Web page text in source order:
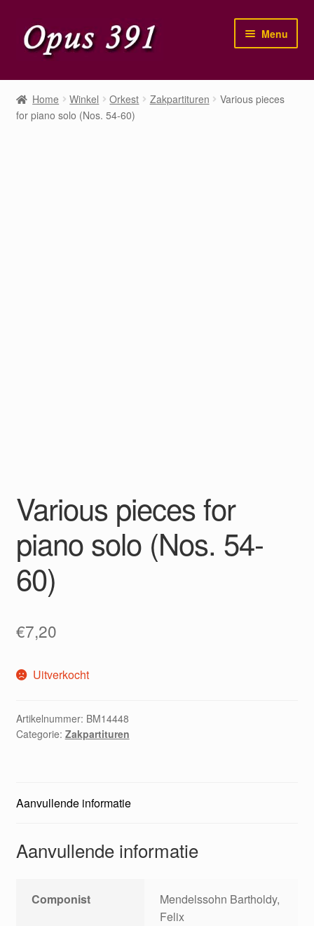
Ga
door
navigatie
Ga
naar
inhoud
Menu
Home
Winkel
Home Winkel Orkest Zakpartituren
Various pieces
for piano solo (Nos. 54-60)
Various pieces for
piano solo (Nos. 54-
60)
€7,20
Uitverkocht
Artikelnummer: BM14448
Categorie: Zakpartituren
Aanvullende informatie
Aanvullende informatie
Componist
Mendelssohn Bartholdy,
Felix